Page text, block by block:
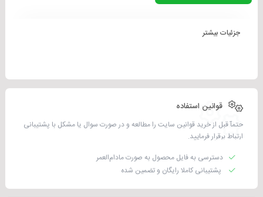
جزئیات بیشتر
قوانین استفاده
حتمآ قبل از خرید قوانین سایت را مطالعه و در صورت سوال یا مشکل با پشتیبانی
ارتباط برقرار فرمایید.
دسترسی به فایل محصول به صورت مادام‌العمر
پشتیبانی کاملا رایگان و تضمین شده